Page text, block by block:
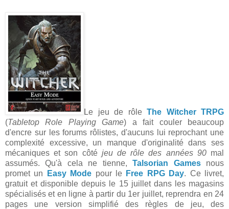
Le jeu de rôle The Witcher TRPG
(Tabletop Role Playing Game) a fait couler beaucoup
d'encre sur les forums rôlistes, d'aucuns lui reprochant une
complexité excessive, un manque d'originalité dans ses
mécaniques et son côté jeu de rôle des années 90mal
assumés. Qu'à cela ne tienne,Talsorian Gamesnous
promet un
Easy Mode pour le Free RPG Day. Ce livret,
gratuit et disponible depuis le 15 juillet dans les magasins
spécialisés et en ligne à partir du 1er juillet, reprendra en 24
pages une version simplifié des règles de jeu, des